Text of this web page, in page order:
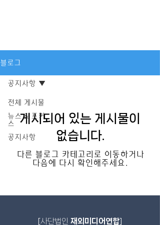
블로그
전체 게시물
뉴스 & 포커
스
공지사항
공지사항
게시되어 있는 게시물이
없습니다.
다른 블로그 카테고리로 이동하거나
다음에 다시 확인해주세요.
[사단법인 재외미디어연합]